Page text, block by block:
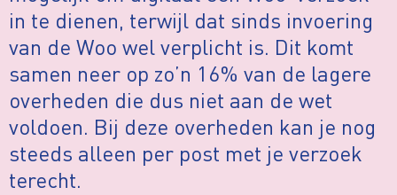
in te dienen, terwijl dat sinds invoering
van de Woo wel verplicht is. Dit komt
samen neer op zo’n 16% van de lagere
overheden die dus niet aan de wet
voldoen. Bij deze overheden kan je nog
steeds alleen per post met je verzoek
terecht.